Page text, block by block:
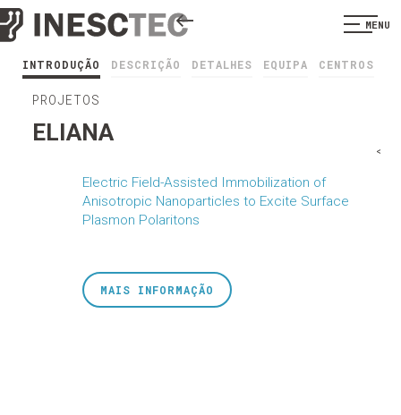
MENU
INTRODUÇÃO DESCRIÇÃO DETALHES EQUIPA CENTROS
PROJETOS
ELIANA
Electric Field-Assisted Immobilization of
Anisotropic Nanoparticles to Excite Surface
Plasmon Polaritons
<
MAIS INFORMAÇÃO